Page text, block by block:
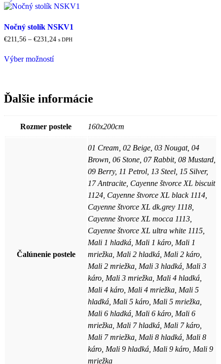
na
produktu.
€99,63
má
variantov.
si
vybrať
Nočný stolík NSKV1
€211,56 – €231,24Price
s DPH
Výber možnostíprodukt
Možnosti
si
na
stránke
Ďalšie informácie
Rozmer postele 160x200cm
Čalúnenie postele
01 Cream, 02 Beige, 03 Nougat, 04
Brown, 06 Stone, 07 Rabbit, 08 Mustard,
09 Berry, 11 Petrol, 13 Steel, 15 Silver,
17 Antracite, Cayenne štvorce XL biscuit
1124, Cayenne štvorce XL black 1114,
Cayenne štvorce XL dk.grey 1118,
Cayenne štvorce XL mocca 1113,
Cayenne štvorce XL ultra white 1115,
Mali 1 hladká, Mali 1 káro, Mali 1
mriežka, Mali 2 hladká, Mali 2 káro,
Mali 2 mriežka, Mali 3 hladká, Mali 3
káro, Mali 3 mriežka, Mali 4 hladká,
Mali 4 káro, Mali 4 mriežka, Mali 5
hladká, Mali 5 káro, Mali 5 mriežka,
Mali 6 hladká, Mali 6 káro, Mali 6
mriežka, Mali 7 hladká, Mali 7 káro,
Mali 7 mriežka, Mali 8 hladká, Mali 8
káro, Mali 9 hladká, Mali 9 káro, Mali 9
mriežka